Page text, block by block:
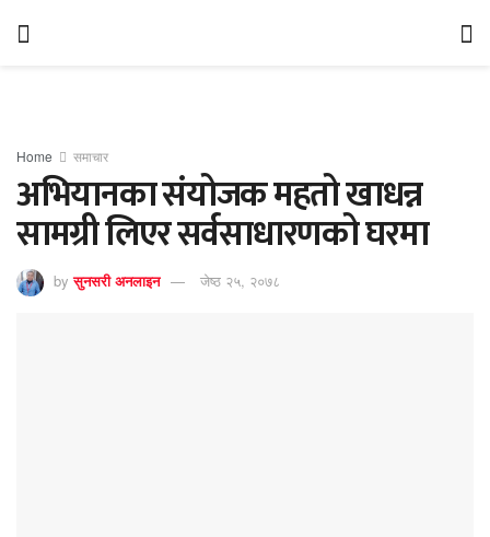
Home समाचार
अभियानका संयोजक महतो खाधन्न
सामग्री लिएर सर्वसाधारणको घरमा
by सुनसरी अनलाइन जेष्ठ २५, २०७८